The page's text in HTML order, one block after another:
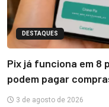
DESTAQUES
Pix já funciona em 8
podem pagar
3 de agosto de 2026